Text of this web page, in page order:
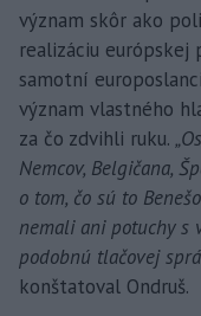
význam skôr ako
realizáciu európskej
samotní
význam vlastného
za čo zdvihli ruku.
Nemcov, Belgičana,
o tom, čo sú to
nemali ani potuchy s
podobnú tlačovej
konštatoval Ondruš.